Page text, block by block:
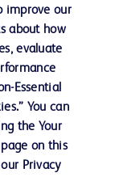
improve our
about how
evaluate
Essential
You can
the Your
on this
Privacy